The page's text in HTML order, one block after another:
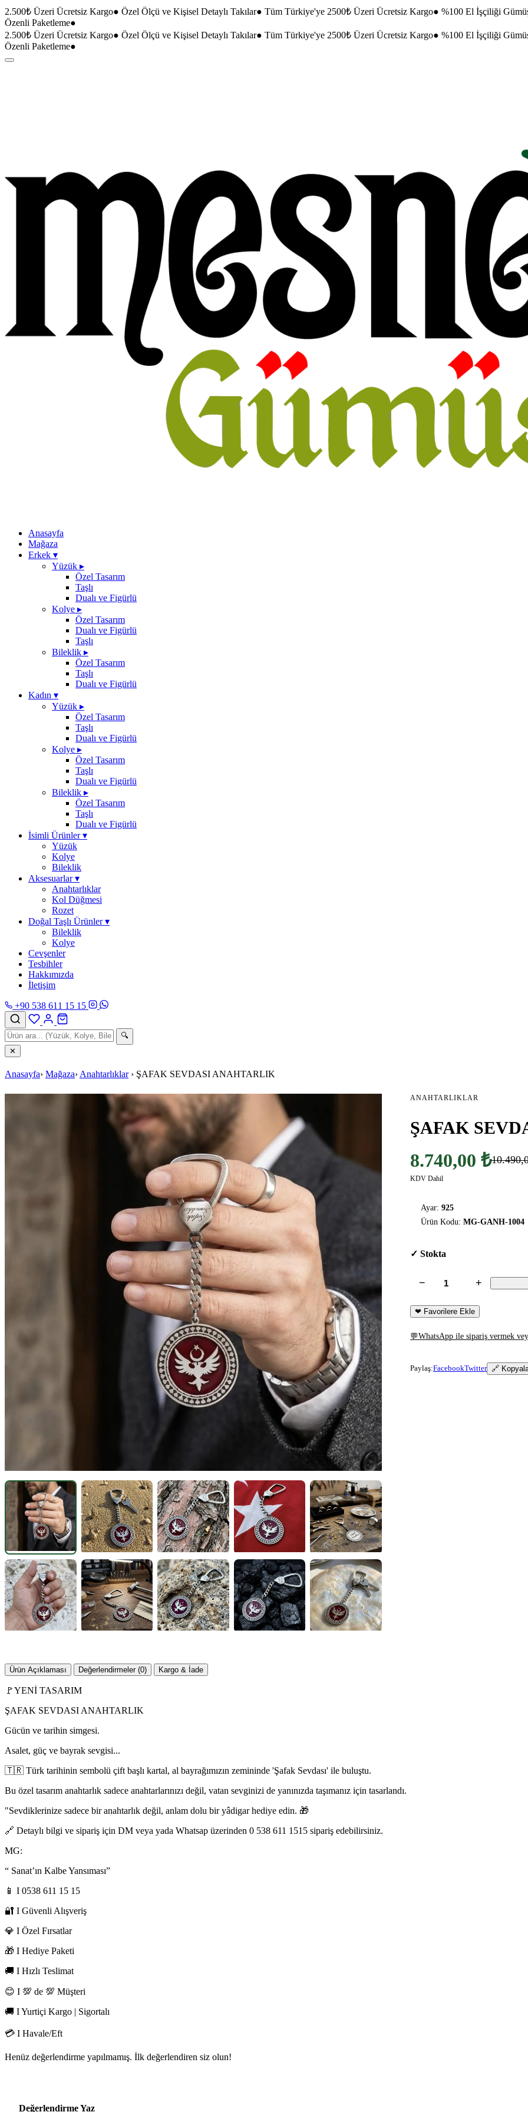
2.500₺ Üzeri Ücretsiz Kargo● Özel Ölçü ve Kişisel Detaylı Takılar● Tüm Türkiye'ye 2500₺ Üzeri Ücretsiz Kargo● %100 El İşçiliği
Özenli Paketleme●
2.500₺ Üzeri Ücretsiz Kargo● Özel Ölçü ve Kişisel Detaylı Takılar● Tüm Türkiye'ye 2500₺ Üzeri Ücretsiz Kargo● %100 El İşçiliği
Özenli Paketleme●
Anasayfa
Mağaza
Erkek ▾
Yüzük ▸
Özel Tasarım
Taşlı
Dualı ve Figürlü
Kolye ▸
Özel Tasarım
Dualı ve Figürlü
Taşlı
Bileklik ▸
Özel Tasarım
Taşlı
Dualı ve Figürlü
Kadın ▾
Yüzük ▸
Özel Tasarım
Taşlı
Dualı ve Figürlü
Kolye ▸
Özel Tasarım
Taşlı
Dualı ve Figürlü
Bileklik ▸
Özel Tasarım
Taşlı
Dualı ve Figürlü
İsimli Ürünler▾
Yüzük
Kolye
Bileklik
Aksesuarlar▾
Anahtarlıklar
Kol Düğmesi
Rozet
Doğal Taşlı Ürünler▾
Bileklik
Kolye
Cevşenler
Tesbihler
Hakkımızda
İletişim
+90 538 611 15 15
🔍
✕
Anasayfa› Mağaza› Anahtarlıklar › ŞAFAK SEVDASI ANAHTARLIK
ANAHTARLIKLAR
ŞAFAK
8.740,00 ₺
KDV Dahil
Ayar: 925
Ürün Kodu: MG-GANH-1004
✓ Stokta
− +
❤ Favorilere Ekle
💬WhatsApp ile sipariş vermek
Paylaş:FacebookTwitter 🔗
Ürün Açıklaması Değerlendirmeler (0) Kargo & İade
🚩YENİ TASARIM
ŞAFAK SEVDASI ANAHTARLIK
Gücün ve tarihin simgesi.
Asalet, güç ve bayrak sevgisi...
🇹🇷 Türk tarihinin sembolü çift başlı kartal, al bayrağımızın zemininde 'Şafak Sevdası' ile buluştu.
Bu özel tasarım anahtarlık sadece anahtarlarınızı değil, vatan sevginizi de yanınızda taşımanız için tasarlandı.
"Sevdiklerinize sadece bir anahtarlık değil, anlam dolu bir yâdigar hediye edin. 🎁
🔗 Detaylı bilgi ve sipariş için DM veya yada Whatsap üzerinden 0 538 611 1515 sipariş edebilirsiniz.
MG:
“ Sanat’ın Kalbe Yansıması”
📱 I 0538 611 15 15
🔐 I Güvenli Alışveriş
💎 I Özel Fırsatlar
🎁 I Hediye Paketi
🚚 I Hızlı Teslimat
😊 I 💯 de 💯 Müşteri
🚚 I Yurtiçi Kargo | Sigortalı
💳 I Havale/Eft
Henüz değerlendirme yapılmamış. İlk değerlendiren siz olun!
Değerlendirme Yaz